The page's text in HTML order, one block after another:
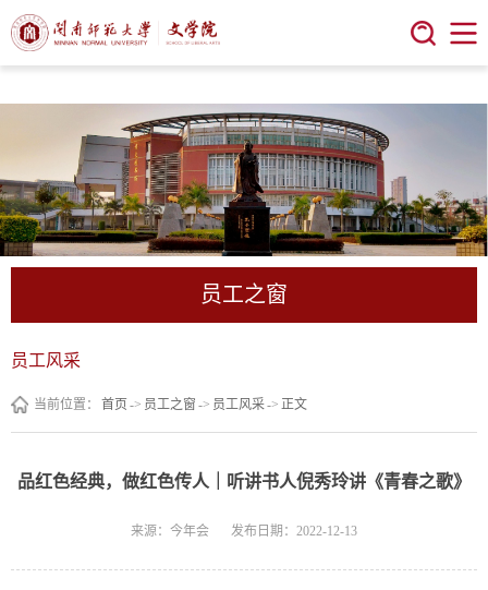
今年会 | 官方网站
员工之窗
员工风采
当前位置： 首页 -> 员工之窗 -> 员工风采-> 正文
品红色经典，做红色传人｜听讲书人倪秀玲讲《青春之歌》
来源：今年会 发布日期：2022-12-13